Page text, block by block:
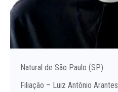
Natural de São Paulo (SP)
Filiação – Luiz Antônio